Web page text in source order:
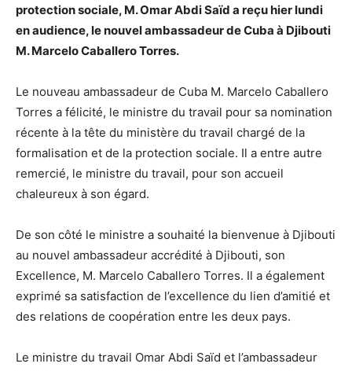
protection sociale, M. Omar Abdi Saïd a reçu hier lundi
en audience, le nouvel ambassadeur de Cuba à Djibouti
M. Marcelo Caballero Torres.
Le nouveau ambassadeur de Cuba M. Marcelo Caballero
Torres a félicité, le ministre du travail pour sa nomination
récente à la tête du ministère du travail chargé de la
formalisation et de la protection sociale. Il a entre autre
remercié, le ministre du travail, pour son accueil
chaleureux à son égard.
De son côté le ministre a souhaité la bienvenue à Djibouti
au nouvel ambassadeur accrédité à Djibouti, son
Excellence, M. Marcelo Caballero Torres. Il a également
exprimé sa satisfaction de l’excellence du lien d’amitié et
des relations de coopération entre les deux pays.
Le ministre du travail Omar Abdi Saïd et l’ambassadeur